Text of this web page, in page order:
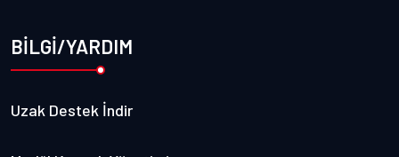
BİLGİ/YARDIM
Uzak Destek İndir